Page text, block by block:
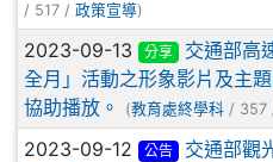
/ 517 / 政策宣導)
2023-09-13 分享
交通部高
全月」活動之形象影片及主
協助播放。
(教育處終學科 / 357
2023-09-12 公告
交通部觀